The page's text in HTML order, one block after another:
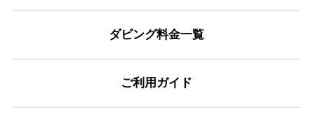
ダビング料金一覧
ご利用ガイド